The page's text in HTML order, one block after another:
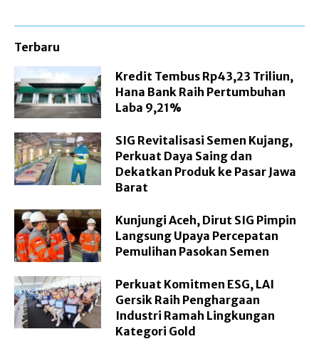
Terbaru
Kredit Tembus Rp43,23 Triliun,
Hana Bank Raih Pertumbuhan
Laba 9,21%
SIG Revitalisasi Semen Kujang,
Perkuat Daya Saing dan
Dekatkan Produk ke Pasar Jawa
Barat
Kunjungi Aceh, Dirut SIG Pimpin
Langsung Upaya Percepatan
Pemulihan Pasokan Semen
Perkuat Komitmen ESG, LAI
Gersik Raih Penghargaan
Industri Ramah Lingkungan
Kategori Gold